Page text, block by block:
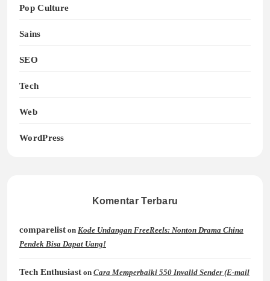
Pop Culture
Sains
SEO
Tech
Web
WordPress
Komentar Terbaru
comparelist on Kode Undangan FreeReels: Nonton Drama China
Pendek Bisa Dapat Uang!
Tech Enthusiast on Cara Memperbaiki 550 Invalid Sender (E-mail